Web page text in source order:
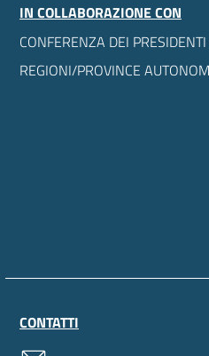
IN COLLABORAZIONE CON
CONFERENZA DEI
REGIONI/PROVINCE
CONTATTI